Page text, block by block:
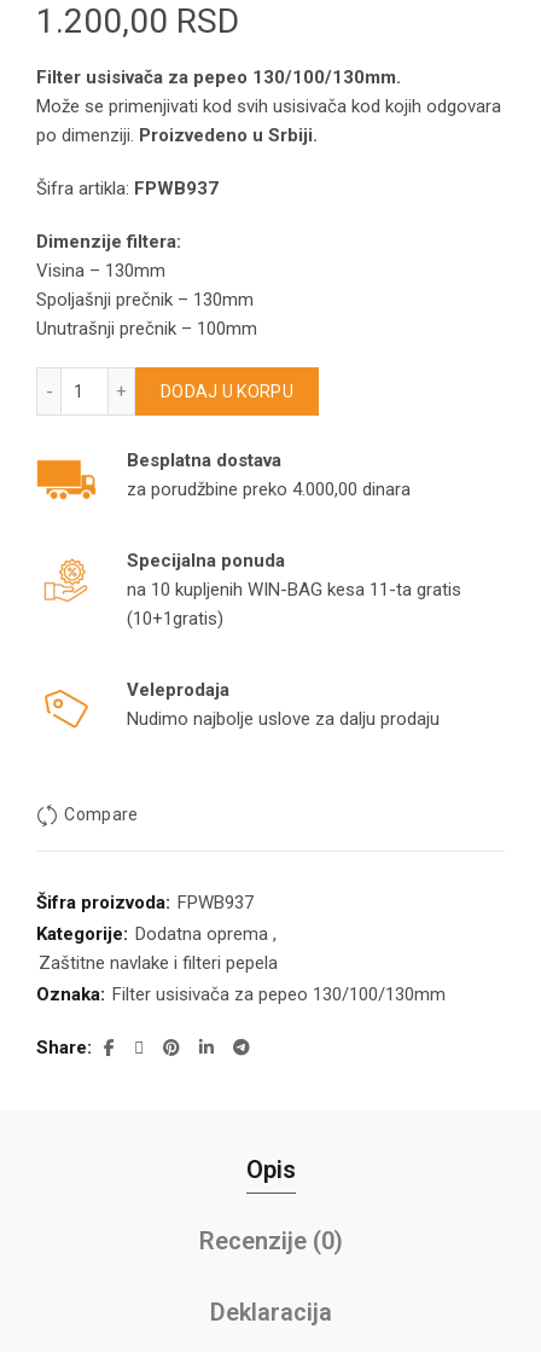
1.200,00 RSD
Filter usisivača za pepeo 130/100/130mm.
Može se primenjivati kod svih usisivača kod kojih odgovara
po dimenziji. Proizvedeno u Srbiji.
Šifra artikla: FPWB937
Dimenzije filtera:
Visina – 130mm
Spoljašnji prečnik – 130mm
Unutrašnji prečnik – 100mm
DODAJ U KORPU
Besplatna dostava
za porudžbine preko 4.000,00 dinara
Specijalna ponuda
na 10 kupljenih WIN-BAG kesa 11-ta gratis
(10+1gratis)
Veleprodaja
Nudimo najbolje uslove za dalju prodaju
Compare
Šifra proizvoda: FPWB937
Kategorije: Dodatna oprema ,
Zaštitne navlake i filteri pepela
Oznaka: Filter usisivača za pepeo 130/100/130mm
Share
Opis
Recenzije (0)
Deklaracija